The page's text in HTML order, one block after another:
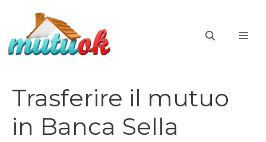
contenuto
Trasferire il mutuo
in Banca Sella